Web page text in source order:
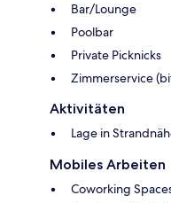
Bar/Lounge
Poolbar
Private Picknicks
Zimmerservice
Aktivitäten
Lage in
Mobiles Arbeiten
Coworking